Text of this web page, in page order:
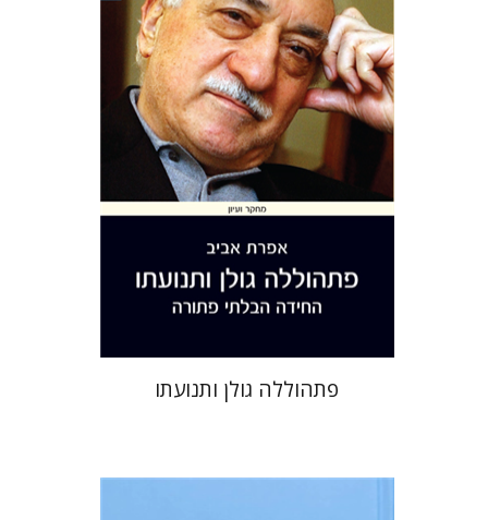
הנחת אתר ספר מודפס
$46
$41
פתהוללה גולן ותנועתו